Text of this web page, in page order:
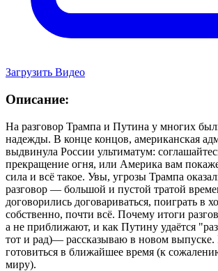
Загрузить Видео
Описание:
На разговор Трампа и Путина у многих
надежды. В конце концов, американская
выдвинула России ультиматум:
прекращение огня, или Америка вам
сила и всё такое. Увы, угрозы Трампа
разговор — большой и пустой тратой
договорились договариваться, поиграть в
собственно, почти всё. Почему итоги
а не приближают, и как Путину удаётся
тот и рад)— рассказываю в новом
готовиться в ближайшее время (к
миру).